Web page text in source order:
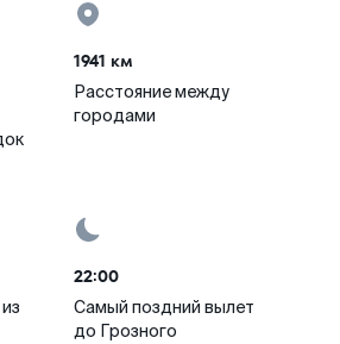
1941 км
Расстояние между
городами
22:00
Самый поздний вылет
до Грозного